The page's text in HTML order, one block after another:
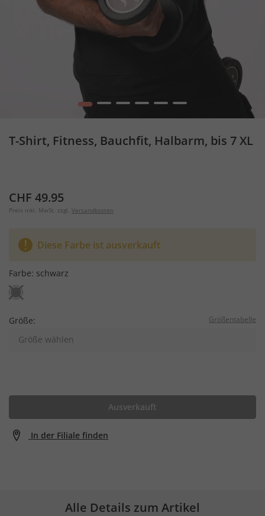
1 2 3 4 5 6
T-Shirt, Fitness, Bauchfit, Halbarm, bis 7 XL
CHF 49.95
Preis inkl. MwSt. zzgl. Versandkosten
Diese Farbe ist ausverkauft
Farbe: schwarz
Größe: Größentabelle
Größe wählen
Ausverkauft
In der Filiale finden
Alle Details zum Artikel